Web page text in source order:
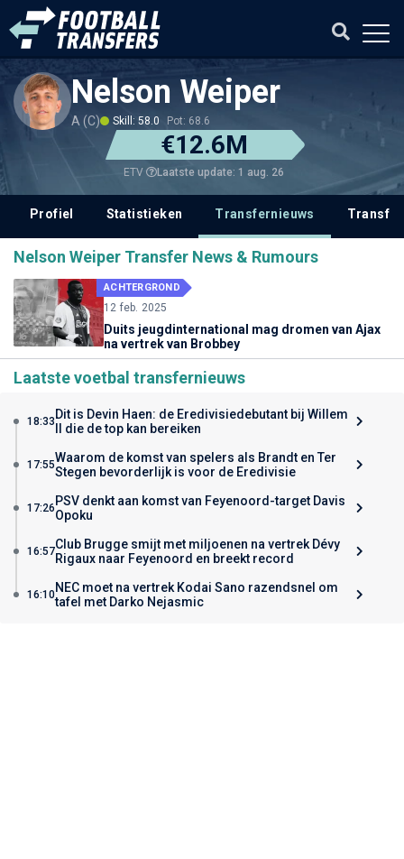
Nelson Weiper
A (C) Skill: 58.0 Pot: 68.6
€12.6M
ETV Laatste update: 1 aug. 26
Profiel Statistieken Transfernieuws
Nelson Weiper Transfer News & Rumours
ACHTERGROND
12 feb. 2025
Duits jeugdinternational mag dromen van Ajax
na vertrek van Brobbey
Laatste voetbal transfernieuws
18:33 Dit is Devin Haen: de Eredivisiedebutant bij Willem
II die de top kan bereiken
17:55Waarom de komst van spelers als Brandt en Ter
Stegen bevorderlijk is voor de Eredivisie
17:26 PSV denkt aan komst van Feyenoord-target Davis
Opoku
16:57Club Brugge smijt met miljoenen na vertrek Dévy
Rigaux naar Feyenoord en breekt record
16:10NEC moet na vertrek Kodai Sano razendsnel om
tafel met Darko Nejasmic